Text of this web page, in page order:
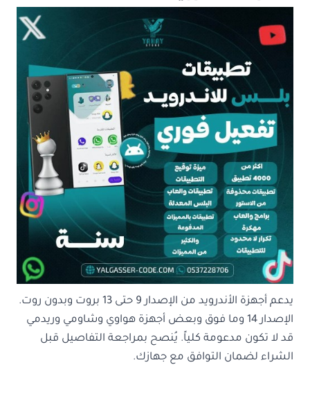
يدعم أجهزة الأندرويد من الإصدار 9 حتى 13 بروت وبدون روت.
الإصدار 14 وما فوق وبعض أجهزة هواوي وشاومي وريدمي
قد لا تكون مدعومة كلياً. يُنصح بمراجعة التفاصيل قبل
الشراء لضمان التوافق مع جهازك.